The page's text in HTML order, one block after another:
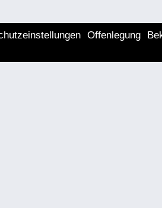
Offenlegung